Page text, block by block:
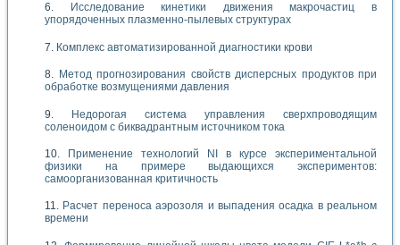
Исследование кинетики движения макрочастиц в
упорядоченных плазменно-пылевых структурах
Комплекс автоматизированной диагностики крови
Метод прогнозирования свойств дисперсных продуктов при
обработке возмущениями давления
Недорогая система управления сверхпроводящим
соленоидом с биквадрантным источником тока
Применение технологий NI в курсе экспериментальной
физики на примере выдающихся экспериментов:
самоорганизованная критичность
Расчет переноса аэрозоля и выпадения осадка в реальном
времени